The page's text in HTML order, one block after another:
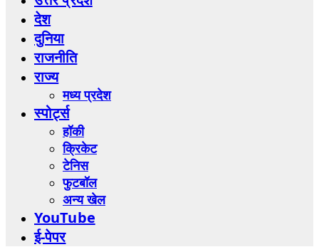
देश
दुनिया
राजनीति
राज्य
मध्य प्रदेश
स्पोर्ट्स
हॉकी
क्रिकेट
टेनिस
फुटबॉल
अन्य खेल
YouTube
ई-पेपर